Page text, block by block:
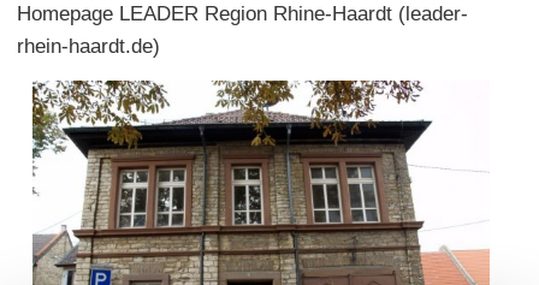
Homepage LEADER Region Rhine-Haardt (leader-
rhein-haardt.de)